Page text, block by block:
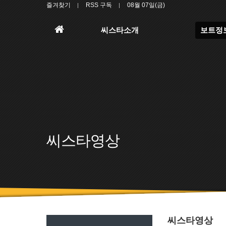
즐겨찾기 RSS 구독 08월 07일(금)
홈
씨스타소개 보트정
씨스타영상
씨스타영상